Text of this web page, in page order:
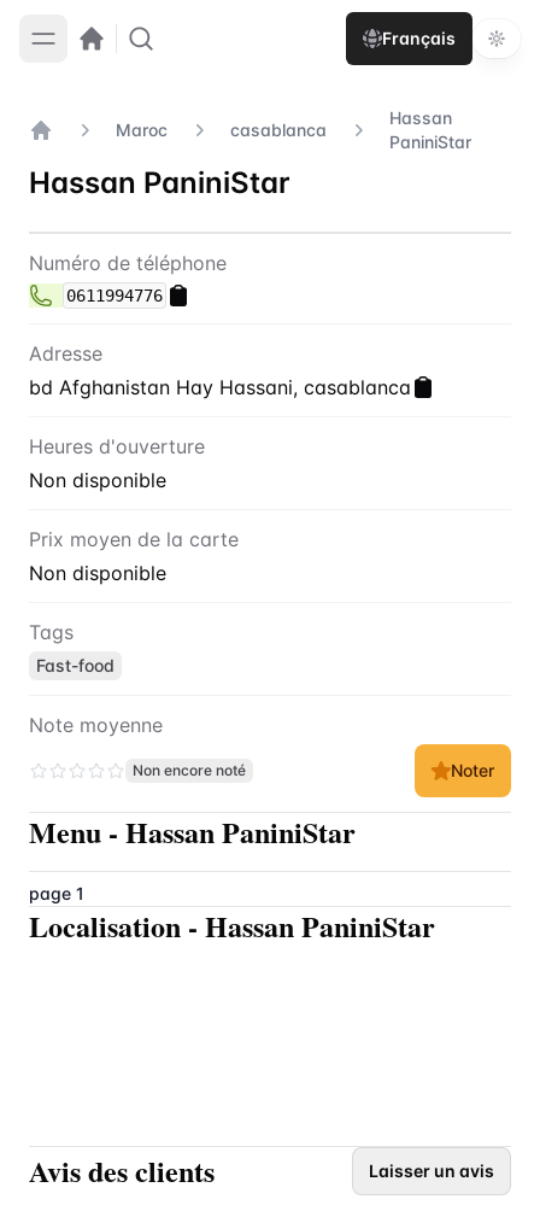
Français
Maroc casablanca
Hassan
PaniniStar
Hassan PaniniStar
Contact Hassan PaniniStar
Numéro de téléphone
0611994776
Adresse
bd Afghanistan Hay Hassani, casablanca
Heures d'ouverture
Non disponible
Prix moyen de la carte
Non disponible
Tags
Fast-food
Note moyenne
Non encore noté Noter
Menu - Hassan PaniniStar
page 1
Localisation - Hassan PaniniStar
Avis des clients Laisser un avis